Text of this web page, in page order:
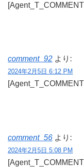
comment_92 より:
2024年2月5日 6:12 PM
comment_56 より:
2024年2月5日 5:08 PM